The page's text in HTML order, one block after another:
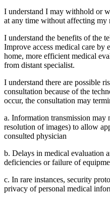
I understand I may withhold or
at any time without affecting my
I understand the benefits of the
Improve access medical care by
home, more efficient medical
from distant specialist.
I understand there are possible
consultation because of the
occur, the consultation may
a. Information transmission may
resolution of images) to allow
consulted physician
b. Delays in medical evaluation
deficiencies or failure of
c. In rare instances, security
privacy of personal medical